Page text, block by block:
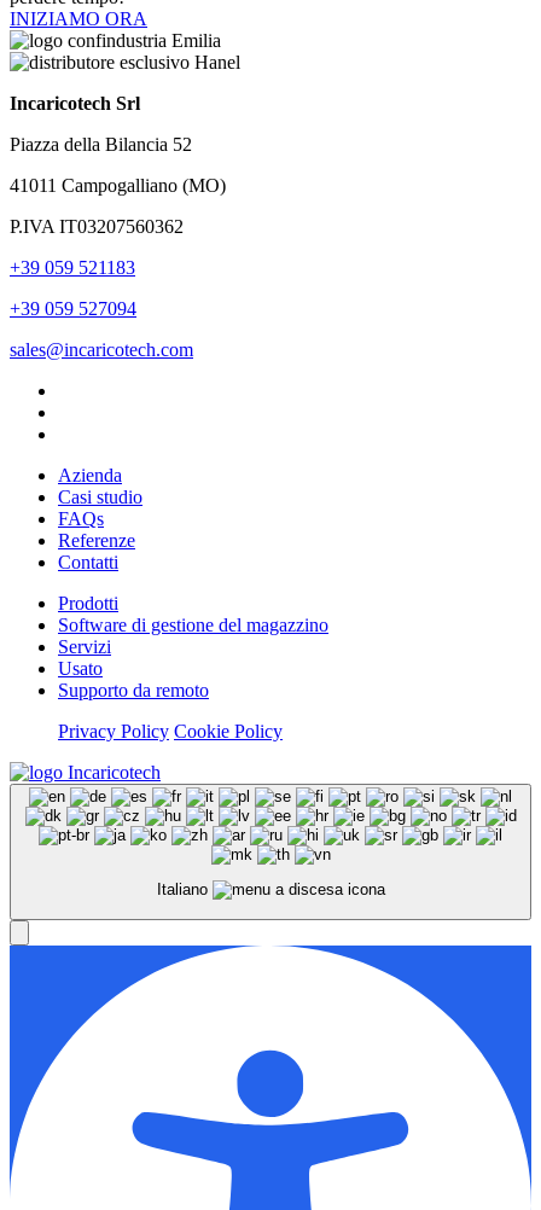
INIZIAMO ORA
Incaricotech Srl
Piazza della Bilancia 52
41011 Campogalliano (MO)
P.IVA IT03207560362
+39 059 521183
+39 059 527094
sales@incaricotech.com
Azienda
Casi studio
FAQs
Referenze
Contatti
Prodotti
Software di gestione del magazzino
Servizi
Usato
Supporto da remoto
Privacy Policy Cookie Policy
Italiano